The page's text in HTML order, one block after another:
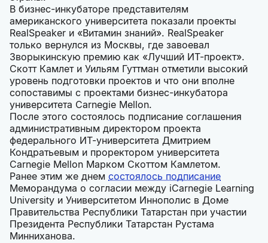
В бизнес-инкубаторе представителям
американского университета показали проекты
RealSpeaker и «Витамин знаний». RealSpeaker
только вернулся из Москвы, где завоевал
Зворыкинскую премию как «Лучший ИТ-проект».
Скотт Камлет и Уильям Гуттман отметили высокий
уровень подготовки проектов и что они вполне
сопоставимы с проектами бизнес-инкубатора
университета Carnegie Mellon.
После этого состоялось подписание соглашения
административным директором проекта
федерального ИТ-университета Дмитрием
Кондратьевым и проректором университета
Carnegie Mellon Марком Скоттом Камлетом.
Ранее этим же днем состоялось подписание
Меморандума о согласии между iCarnegie Learning
University и Университетом Иннополис в Доме
Правительства Республики Татарстан при участии
Президента Республики Татарстан Рустама
Минниханова.